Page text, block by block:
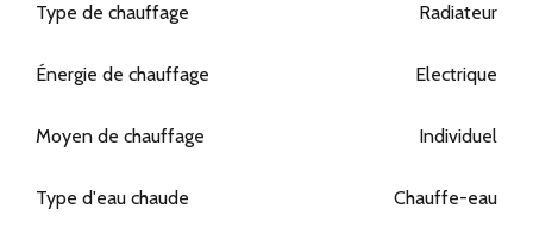
Type de chauffage Radiateur
Énergie de chauffage Electrique
Moyen de chauffage Individuel
Type d'eau chaude Chauffe-eau